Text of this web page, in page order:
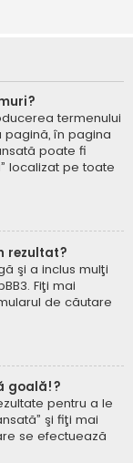
termenului
în pagina
poate fi
localizat pe toate
rezultat?
şi a inclus mulţi
Fiţi mai
de căutare
goală!?
pentru a le
şi fiţi mai
se efectuează